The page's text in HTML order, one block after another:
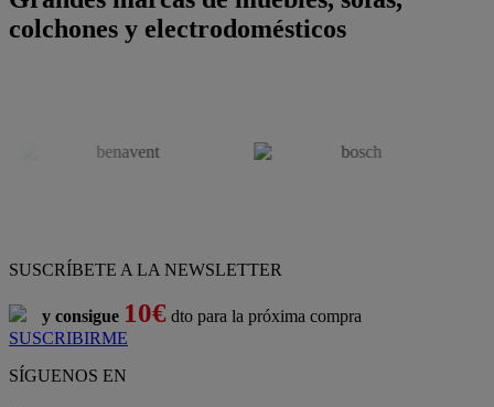
colchones y electrodomésticos
SUSCRÍBETE A LA NEWSLETTER
y consigue 10€ dto para la próxima compra
SUSCRIBIRME
SÍGUENOS EN